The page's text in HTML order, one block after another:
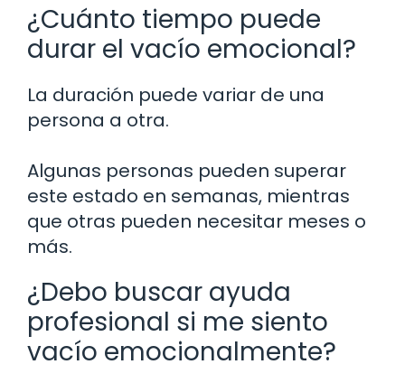
¿Cuánto tiempo puede
durar el vacío emocional?
La duración puede variar de una
persona a otra.
Algunas personas pueden superar
este estado en semanas, mientras
que otras pueden necesitar meses o
más.
¿Debo buscar ayuda
profesional si me siento
vacío emocionalmente?